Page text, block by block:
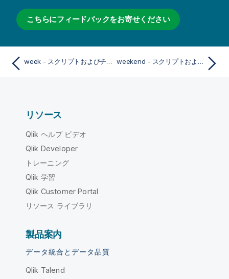
こちらにフィードバックをお寄せください
week - スクリプトおよびチャート関数 weekend - スクリプトおよびチャート関数
リソース
Qlik ヘルプ ビデオ
Qlik Developer
トレーニング
Qlik 学習
Qlik Customer Portal
リソース ライブラリ
製品案内
データ統合とデータ品質
Qlik Talend